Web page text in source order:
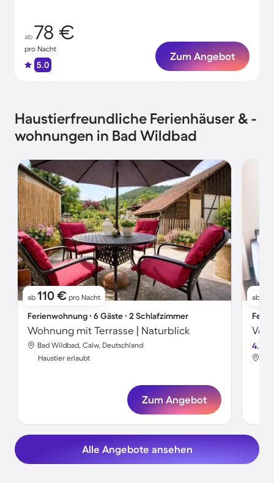
ab 78 €
pro Nacht
5.0
Zum Angebot
Haustierfreundliche Ferienhäuser & -
wohnungen in Bad Wildbad
ab 110 € pro Nacht
Ferienwohnung ∙ 6 Gäste ∙ 2 Schlafzimmer
Wohnung mit Terrasse | Naturblick
Bad Wildbad, Calw, Deutschland
Haustier erlaubt
Zum Angebot
ab
4.8
Alle Angebote ansehen